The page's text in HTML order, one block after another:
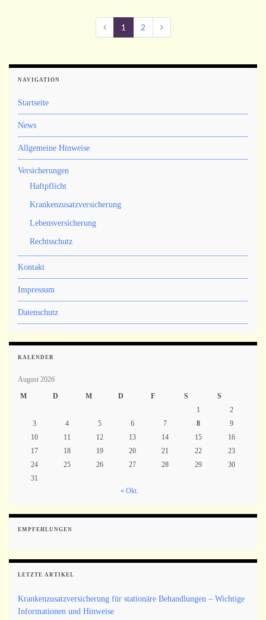
1 2
NAVIGATION
Startseite
News
Allgemeine Hinweise
Versicherungen
Haftpflicht
Krankenzusatzversicherung
Lebensversicherung
Rechtsschutz
Kontakt
Impressum
Datenschutz
KALENDER
August 2026
M
D M D F S
S
1
2
3
4 5 6 7 8
9
10
11 12 13 14 15
16
17
18 19 20 21 22
23
24
25 26 27 28 29
30
31
« Okt.
EMPFEHLUNGEN
LETZTE ARTIKEL
Krankenzusatzversicherung für stationäre Behandlungen – Wichtige
Informationen und Hinweise